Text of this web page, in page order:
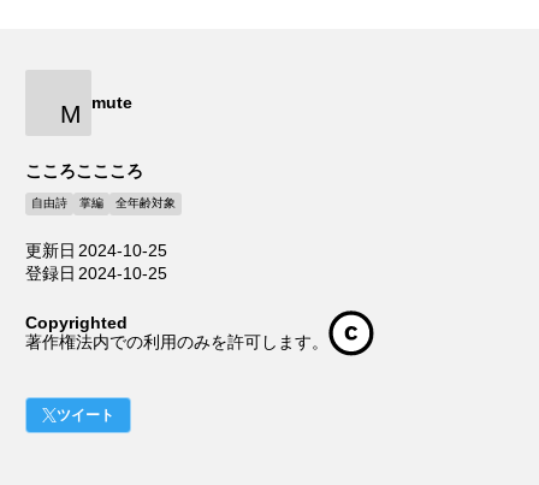
M mute
こころここころ
自由詩 掌編 全年齢対象
更新日 2024-10-25
登録日 2024-10-25
Copyrighted
著作権法内での利用のみを許可します。
ツイート